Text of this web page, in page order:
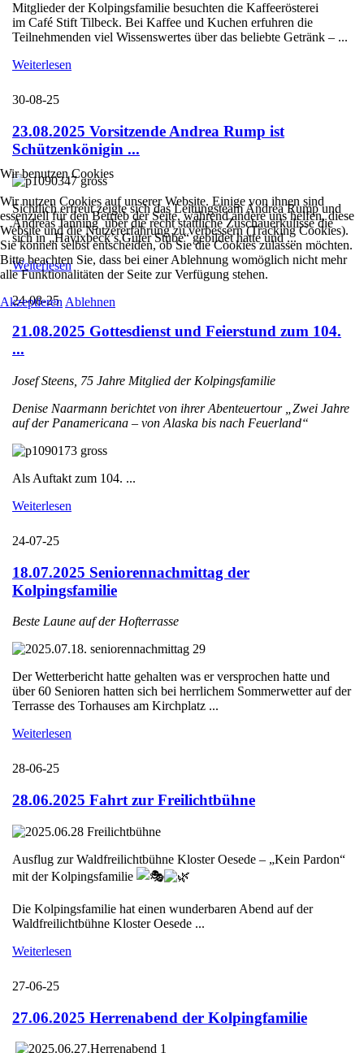
Mitglieder der Kolpingsfamilie besuchten die Kaffeerösterei
im Café Stift Tilbeck. Bei Kaffee und Kuchen erfuhren die
Teilnehmenden viel Wissenswertes über das beliebte Getränk – ...
Weiterlesen
30-08-25
23.08.2025 Vorsitzende Andrea Rump ist
Schützenkönigin ...
Sichtlich erfreut zeigte sich das Leitungsteam Andrea Rump und
Andreas Janning über die recht stattliche Zuschauerkulisse die
sich in „Havixbeck’s Guter Stube“ gebildet hatte und ...
Weiterlesen
24-08-25
21.08.2025 Gottesdienst und Feierstund zum 104.
...
Josef Steens, 75 Jahre Mitglied der Kolpingsfamilie
Denise Naarmann berichtet von ihrer Abenteuertour „Zwei Jahre
auf der Panamericana – von Alaska bis nach Feuerland“
Als Auftakt zum 104. ...
Weiterlesen
24-07-25
18.07.2025 Seniorennachmittag der
Kolpingsfamilie
Beste Laune auf der Hofterrasse
Der Wetterbericht hatte gehalten was er versprochen hatte und
über 60 Senioren hatten sich bei herrlichem Sommerwetter auf der
Terrasse des Torhauses am Kirchplatz ...
Weiterlesen
28-06-25
28.06.2025 Fahrt zur Freilichtbühne
Ausflug zur Waldfreilichtbühne Kloster Oesede – „Kein Pardon“
mit der Kolpingsfamilie
Die Kolpingsfamilie hat einen wunderbaren Abend auf der
Waldfreilichtbühne Kloster Oesede ...
Weiterlesen
27-06-25
27.06.2025 Herrenabend der Kolpingfamilie
Wir benutzen Cookies
Wir nutzen Cookies auf unserer Website. Einige von ihnen sind
essenziell für den Betrieb der Seite, während andere uns helfen, diese
Website und die Nutzererfahrung zu verbessern (Tracking Cookies).
Sie können selbst entscheiden, ob Sie die Cookies zulassen möchten.
Bitte beachten Sie, dass bei einer Ablehnung womöglich nicht mehr
alle Funktionalitäten der Seite zur Verfügung stehen.
Akzeptieren Ablehnen